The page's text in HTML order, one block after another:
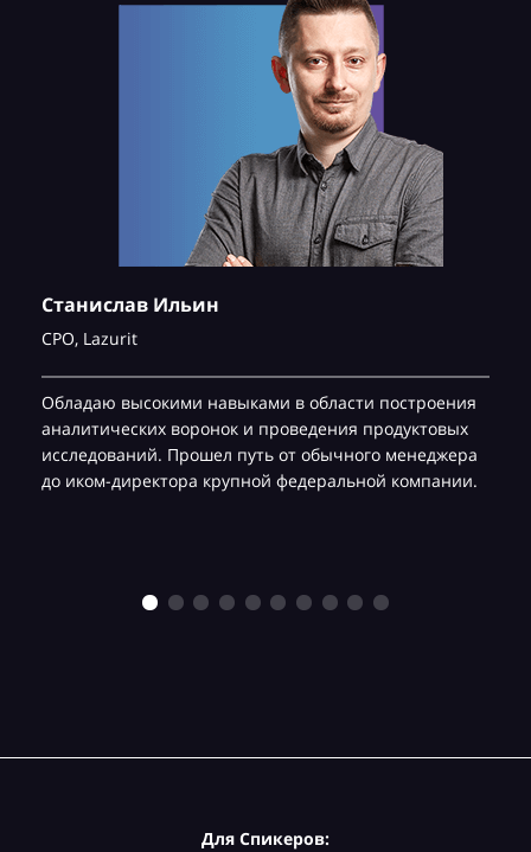
Станислав Ильин
CPO, Lazurit
Обладаю высокими навыками в области построения
аналитических воронок и проведения продуктовых
исследований. Прошел путь от обычного менеджера
до иком-директора крупной федеральной компании.
Для Спикеров: